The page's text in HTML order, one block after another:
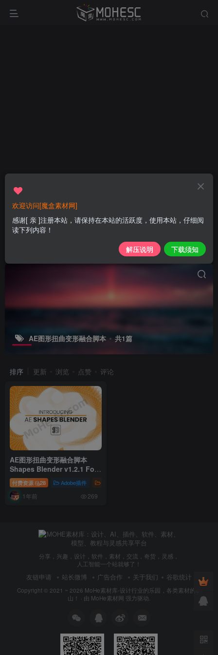
AE图形扭曲变形融合脚本 共1篇
排序 更新 浏览 点赞 评论
AE图形扭曲变形融合脚本
Shapes Blender v1.2.1 For
After Effects 2020 +
付费资源 28 Adobe插件
1年前 269
分享，兴趣，设计，软件，素材，交流，奇货，灵感，
人工智能一个站就够了！
友链申请 站长微博 广告合作 关于我们 谷歌统计
Copyright © 2021 ~ 2026 MoHe素材库-设计行业的乐园，各类素材的矿
山！ · 由 MoHe素材网 强力驱动.
欢迎访问[魔盒素材网]
感谢[ 亲 ]注册本站，请保持在本站的活跃度，使用本站，仔细阅
读下列内容！
解压说明 下载须知